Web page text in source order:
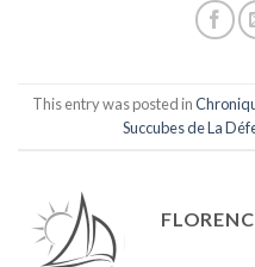
This entry was posted in
Succubes de La